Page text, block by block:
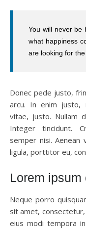
You will never be
what happiness
are looking for
Donec pede justo,
arcu. In enim justo,
vitae, justo. Nullam
Integer tincidunt.
semper nisi. Aenean
ligula, porttitor eu,
Lorem
Neque porro
sit amet, consectetur,
eius modi tempora